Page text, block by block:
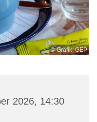
© Grafik: GEP
2026, 14:30